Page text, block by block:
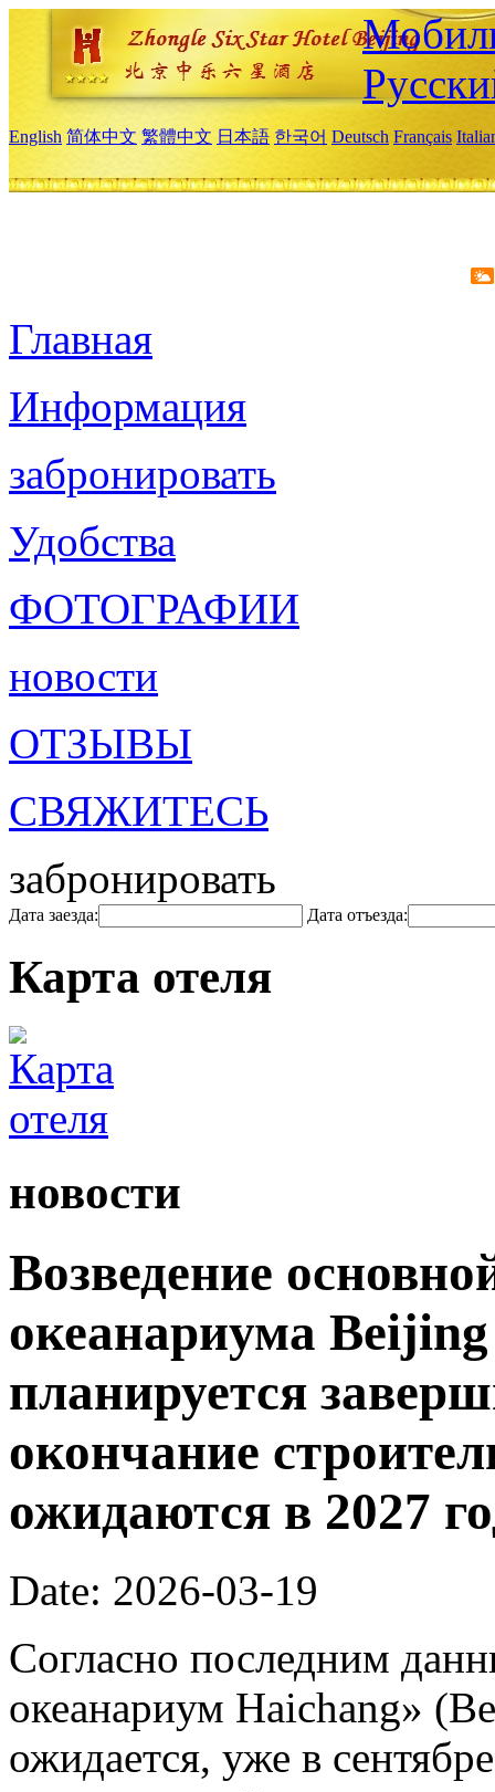
English 简体中文 繁體中文 日本語 한국어 Deutsch Français
Главная
Информация
забронировать
Удобства
ФОТОГРАФИИ
новости
ОТЗЫВЫ
СВЯЖИТЕСЬ
забронировать
Дата заезда: Дата отъезда:
Карта отеля
новости
Возведение
океанариума
планируется
окончание
ожидаются в 2027
Date: 2026-03-19
Согласно последним
океанариум Haichang»
ожидается, уже в